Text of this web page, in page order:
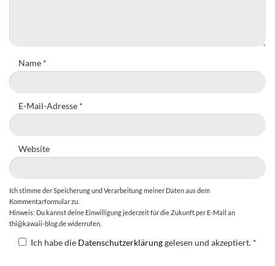
Name *
E-Mail-Adresse *
Website
Ich stimme der Speicherung und Verarbeitung meiner Daten aus dem
Kommentarformular zu.
Hinweis: Du kannst deine Einwilligung jederzeit für die Zukunft per E-Mail an
thi@kawaii-blog.de widerrufen.
Ich habe die Datenschutzerklärunggelesen und akzeptiert. *